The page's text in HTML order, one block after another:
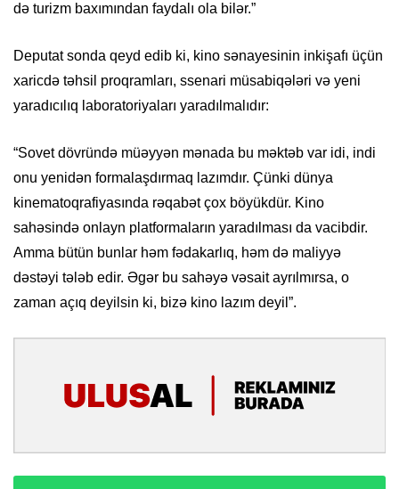
də turizm baxımından faydalı ola bilər.”
Deputat sonda qeyd edib ki, kino sənayesinin inkişafı üçün
xaricdə təhsil proqramları, ssenari müsabiqələri və yeni
yaradıcılıq laboratoriyaları yaradılmalıdır:
“Sovet dövründə müəyyən mənada bu məktəb var idi, indi
onu yenidən formalaşdırmaq lazımdır. Çünki dünya
kinematoqrafiyasında rəqabət çox böyükdür. Kino
sahəsində onlayn platformaların yaradılması da vacibdir.
Amma bütün bunlar həm fədakarlıq, həm də maliyyə
dəstəyi tələb edir. Əgər bu sahəyə vəsait ayrılmırsa, o
zaman açıq deyilsin ki, bizə kino lazım deyil”.